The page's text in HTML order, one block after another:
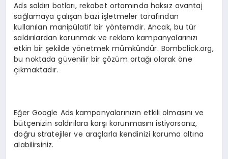
Ads saldırı botları, rekabet ortamında haksız avantaj
sağlamaya çalışan bazı işletmeler tarafından
kullanılan manipülatif bir yöntemdir. Ancak, bu tür
saldırılardan korunmak ve reklam kampanyalarınızı
etkin bir şekilde yönetmek mümkündür. Bombclick.org,
bu noktada güvenilir bir çözüm ortağı olarak öne
çıkmaktadır.
Eğer Google Ads kampanyalarınızın etkili olmasını ve
bütçenizin saldırılara karşı korunmasını istiyorsanız,
doğru stratejiler ve araçlarla kendinizi koruma altına
alabilirsiniz.